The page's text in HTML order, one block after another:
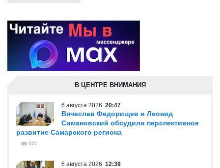
В ЦЕНТРЕ ВНИМАНИЯ
6 августа 2026 20:47
Вячеслав Федорищев и Леонид
Симановский обсудили перспективное
развитие Самарского региона
621
6 августа 2026 12:39